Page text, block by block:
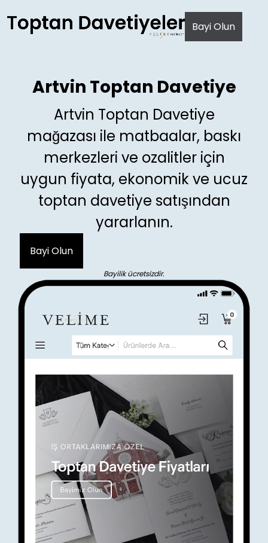
Bayi Olun
Artvin Toptan Davetiye
Artvin Toptan Davetiye
mağazası ile matbaalar, baskı
merkezleri ve ozalitler için
uygun fiyata, ekonomik ve ucuz
toptan davetiye satışından
yararlanın.
Bayi Olun
Bayilik ücretsizdir.